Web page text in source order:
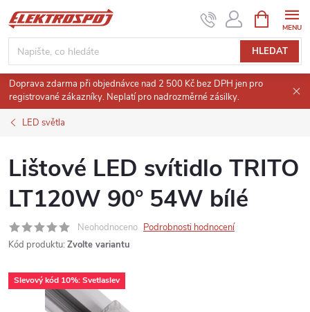
Přejít
na
obsah
HLEDAT
NÁKUPNÍ
KOŠÍK
Doprava zdarma při objednávce nad 2 500 Kč bez DPH jen pro
registrované zákazníky. Neplatí pro nadrozměrné zásilky.
LED světla
Lištové LED svítidlo TRITO
LT120W 90° 54W bílé
Neohodnoceno Podrobnosti hodnocení
Kód produktu: Zvolte variantu
Slevový kód 10%: Svetlaslev